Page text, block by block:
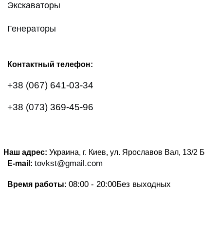
Экскаваторы
Генераторы
Контактный телефон:
+38 (067) 641-03-34
+38 (073) 369-45-96
Наш адрес: Украина, г. Киев, ул. Ярославов Вал, 13/2 Б
E-mail: tovkst@gmail.com
Время работы: 08:00 - 20:00Без выходных